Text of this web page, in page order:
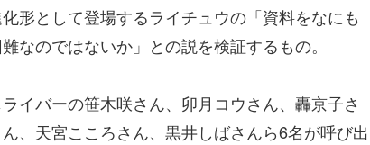
化形として登場するライチュウの「資料をなにも
なのではないか」との説を検証するもの。
イバーの笹木咲さん、卯月コウさん、轟京子さ
、天宮こころさん、黒井しばさんら6名が呼び出